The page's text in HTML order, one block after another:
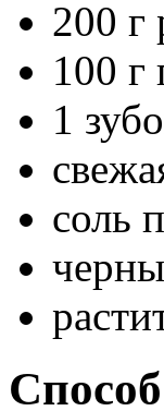
200 г
100 г
1
соль